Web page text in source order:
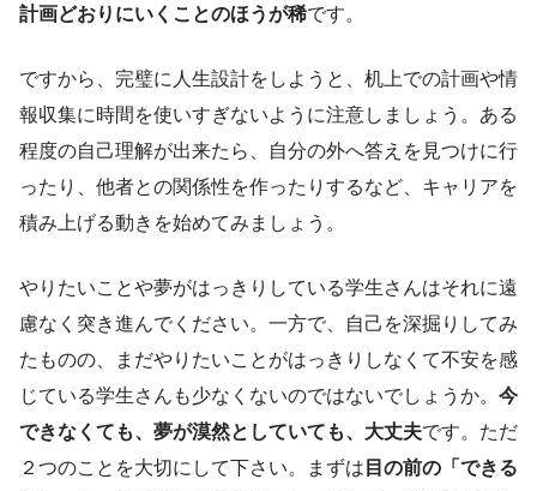
計画どおりにいくことのほうが稀です。
ですから、完璧に人生設計をしようと、机上での計画や情
報収集に時間を使いすぎないように注意しましょう。ある
程度の自己理解が出来たら、
自分の外へ答えを見つけに行
ったり、他者との関係性を作ったりするなど、 キャリアを
積み上げる動きを始めてみましょう。
やりたいことや夢がはっきりしている学生さんはそれに遠
慮なく突き進んでください。一方で、自己を深掘りしてみ
たものの、まだやりたいことがはっきりしなくて不安を感
じている学生さんも少なくないのではないでしょうか。 今
できなくても、夢が漠然としていても、大丈夫です。ただ
２つのことを大切にして下さい。まずは 目の前の「できる